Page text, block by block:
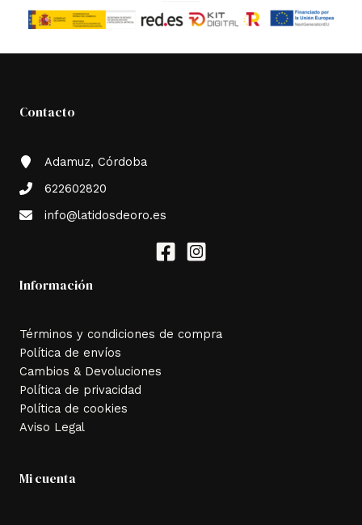
Contacto
Adamuz, Córdoba
622602820
info@latidosdeoro.es
Información
Términos y condiciones de compra
Política de envíos
Cambios & Devoluciones
Política de privacidad
Política de cookies
Aviso Legal
Mi cuenta